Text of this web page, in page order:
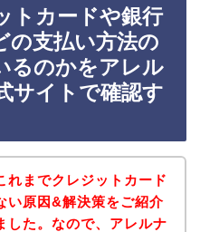
トカードや銀行
の支払い方法の
るのかをアレル
サイトで確認す
れまでクレジットカード
い原因&解決策をご紹介
した。なので、アレルナ